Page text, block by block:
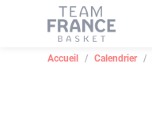
Accueil Calendrier
Panneau de gestion des cookies